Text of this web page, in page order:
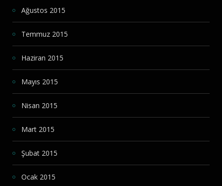
Ağustos 2015
Temmuz 2015
Haziran 2015
Mayıs 2015
Nisan 2015
Mart 2015
Şubat 2015
Ocak 2015